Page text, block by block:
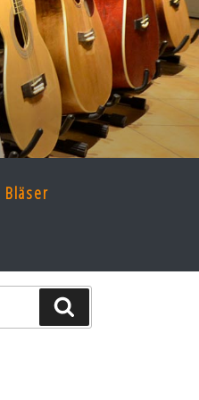
Bläser